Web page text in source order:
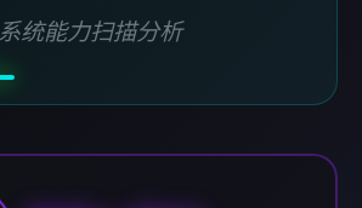
系统能力扫描分析